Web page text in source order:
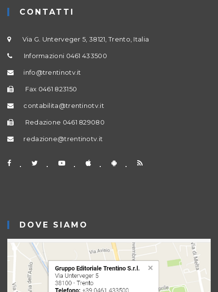
CONTATTI
Via G. Unterveger 5, 38121, Trento, Italia
Informazioni 0461 433500
info@trentinotv.it
Fax 0461 823150
contabilita@trentinotv.it
Redazione 0461 829080
redazione@trentinotv.it
DOVE SIAMO